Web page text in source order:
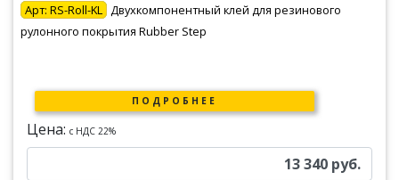
Арт: RS-Roll-KL Двухкомпонентный клей для резинового
рулонного покрытия Rubber Step
ПОДРОБНЕЕ
Цена: c НДС 22%
13 340 руб.